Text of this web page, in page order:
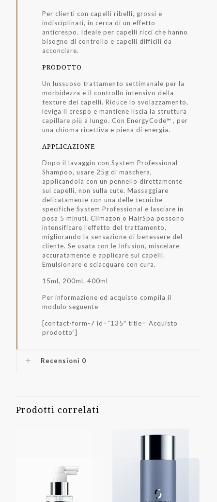
Per clienti con capelli ribelli, grossi e
indisciplinati, in cerca di un effetto
anticrespo. Ideale per capelli ricci che hanno
bisogno di controllo e capelli difficili da
acconciare.
PRODOTTO
Un lussuoso trattamento settimanale per la
morbidezza e il controllo intensivo della
texture dei capelli. Riduce lo svolazzamento,
leviga il crespo e mantiene liscia la struttura
capillare più a lungo. Con EnergyCode™ , per
una chioma ricettiva e piena di energia.
APPLICAZIONE
Dopo il lavaggio con System Professional
Shampoo, usare 25g di maschera,
applicandola con un pennello direttamente
sui capelli, non sulla cute. Massaggiare
delicatamente con una delle tecniche
specifiche System Professional e lasciare in
posa 5 minuti. Climazon o HairSpa possono
intensificare l’effetto del trattamento,
migliorando la sensazione di benessere del
cliente. Se usata con le Infusion, miscelare
accuratamente e applicare sui capelli.
Emulsionare e sciacquare con cura.
15ml, 200ml, 400ml
Per informazione ed acquisto compila il
modulo seguente
[contact-form-7 id=”135″ title=”Acquisto
prodotto”]
Recensioni 0
Prodotti correlati